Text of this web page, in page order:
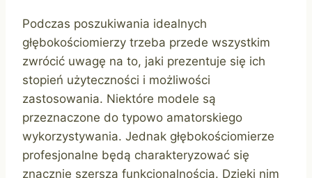
Podczas poszukiwania idealnych
głębokościomierzy trzeba przede wszystkim
zwrócić uwagę na to, jaki prezentuje się ich
stopień użyteczności i możliwości
zastosowania. Niektóre modele są
przeznaczone do typowo amatorskiego
wykorzystywania. Jednak głębokościomierze
profesjonalne będą charakteryzować się
znacznie szerszą funkcjonalnością. Dzięki nim